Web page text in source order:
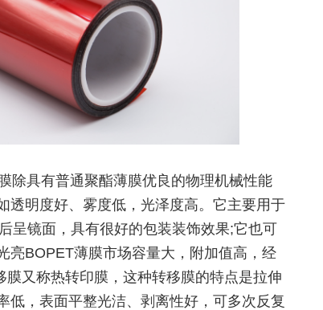
除具有普通聚酯薄膜优良的物理机械性能
透明度好、雾度低，光泽度高。它主要用于
呈镜面，具有很好的包装装饰效果;它也可
亮BOPET薄膜市场容量大，附加值高，经
又称热转印膜，这种转移膜的特点是拉伸
低，表面平整光洁、剥离性好，可多次反复